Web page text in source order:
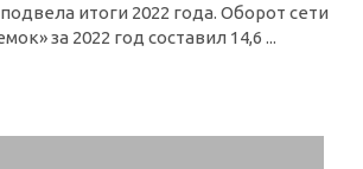
итоги 2022 года. Оборот сети
за 2022 год составил 14,6 ...